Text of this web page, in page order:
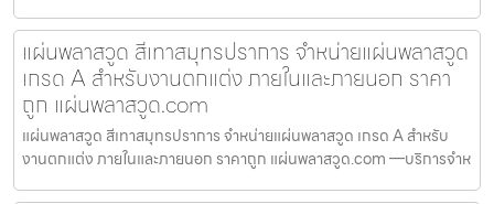
แผ่นพลาสวูด สีเทาสมุทรปราการ จำหน่ายแผ่นพลาสวูด
เกรด A สำหรับงานตกแต่ง ภายในและภายนอก ราคา
ถูก แผ่นพลาสวูด.com
แผ่นพลาสวูด สีเทาสมุทรปราการ จำหน่ายแผ่นพลาสวูด เกรด A สำหรับ
งานตกแต่ง ภายในและภายนอก ราคาถูก แผ่นพลาสวูด.com —บริการจำห